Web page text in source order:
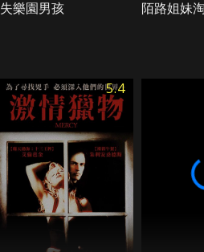
失樂園男孩 陌路姐妹
5.4